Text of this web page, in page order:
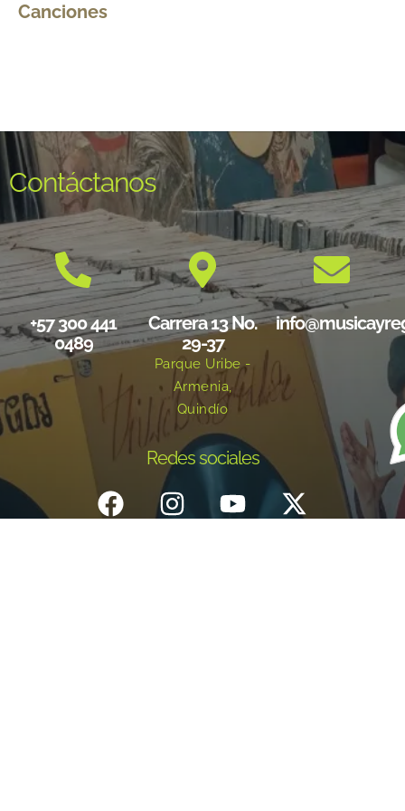
Canciones
Contáctanos
+57 300 441
0489
Carrera 13 No.
29-37
Parque Uribe -
Armenia,
Quindío
Redes sociales